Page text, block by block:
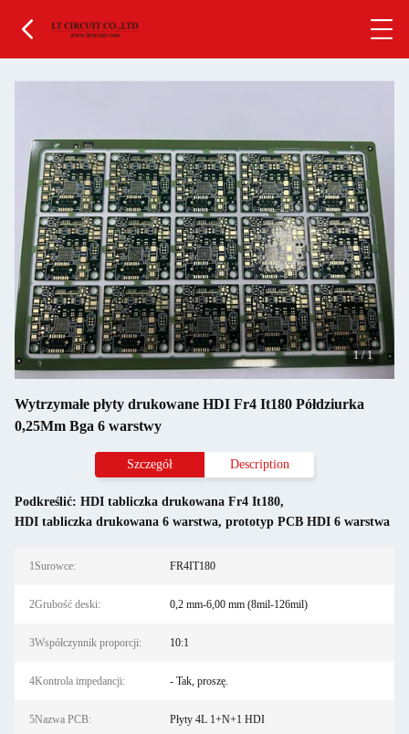
1/1
Wytrzymałe płyty drukowane HDI Fr4 It180 Półdziurka
0,25Mm Bga 6 warstwy
Szczegół Description
Podkreślić: HDI tabliczka drukowana Fr4 It180,
HDI tabliczka drukowana 6 warstwa, prototyp PCB HDI 6 warstwa
1Surowce: FR4IT180
2Grubość deski: 0,2 mm-6,00 mm (8mil-126mil)
3Współczynnik proporcji: 10:1
4Kontrola impedancji: - Tak, proszę.
5Nazwa PCB: Płyty 4L 1+N+1 HDI